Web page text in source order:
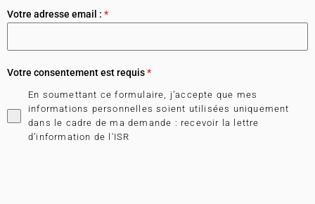
Votre adresse email : *
Votre consentement est requis*
En soumettant ce formulaire, j’accepte que mes
informations personnelles soient utilisées uniquement
dans le cadre de ma demande : recevoir la lettre
d’information de l'ISR